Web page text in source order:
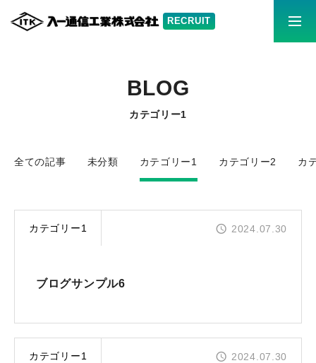
イリイチの仕事
お知らせ
エントリー
BLOG
カテゴリー1
全ての記事 未分類 カテゴリー1 カテゴリー2 カ
カテゴリー1 2024.07.30
ブログサンプル6
カテゴリー1 2024.07.30